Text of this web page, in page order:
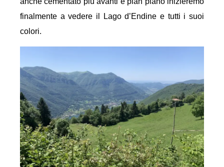
finalmente a vedere il Lago d’Endine e tutti i suoi
colori.